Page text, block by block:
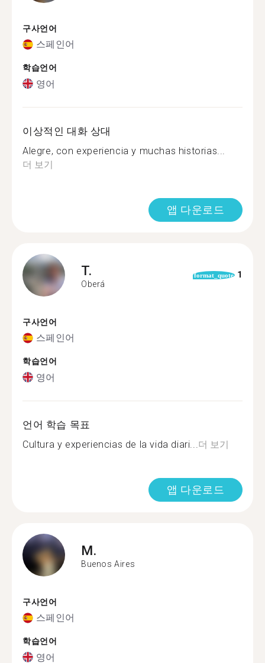
구사언어
스페인어
학습언어
영어
이상적인 대화 상대
Alegre, con experiencia y muchas historias...
더 보기
앱 다운로드
T.
Oberá
format_quote 1
구사언어
스페인어
학습언어
영어
언어 학습 목표
Cultura y experiencias de la vida diari... 더 보기
앱 다운로드
M.
Buenos Aires
구사언어
스페인어
학습언어
영어